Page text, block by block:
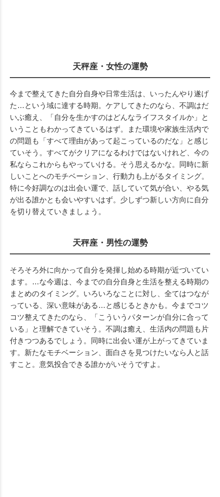
天秤座・女性の運勢
今まで整えてきた自分自身や日常生活は、いったんやり遂げ
た…という域に達する時期。ケアしてきたのなら、不調はだ
いぶ癒え、「自分を生かすのはどんなライフスタイルか」と
いうこともわかってきているはず。また環境や家族生活内で
の問題も「すべて理由があって起こっているのだな」と感じ
ていそう。すべてがクリアになるわけではないけれど、今の
私ならこれからもやっていける。そう思えるかな。同時に新
しいことへのモチベーション、行動力も上がるタイミング。
特に今好調なのは出会い運で、話していて気が合い、やる気
が出る誰かとも会いやすいはず。少しずつ新しい方向に自分
を切り替えていきましょう。
天秤座・男性の運勢
そろそろ外に向かって自分を発揮し始める時期が近づいてい
ます。…な今週は、今までの自分自身と生活を整える時期の
まとめのタイミング。いろいろなことに対し、全てはつなが
っている、深い意味がある…と感じるときかも。今までコツ
コツ整えてきたのなら、「こういうパターンが自分に合って
いる」と理解できていそう。不調は癒え、生活内の問題も片
付きつつあるでしょう。同時に出会い運が上がってきていま
す。新たなモチベーション、面白さを見つけたいなら人と話
すこと。意気投合できる誰かがいそうですよ。